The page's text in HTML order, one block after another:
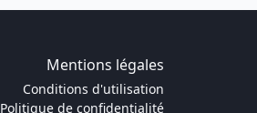
Mentions légales
Conditions d'utilisation
Politique de confidentialité